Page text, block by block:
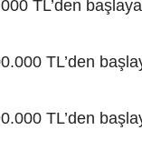
TL’den
TL’den
TL’den